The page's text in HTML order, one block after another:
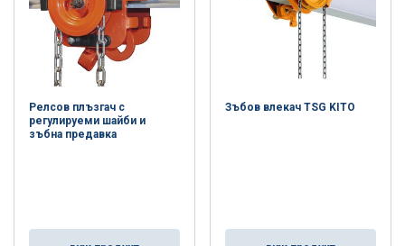
Релсов плъзгач с
регулируеми шайби и
зъбна предавка
Зъбов влекач TSG KITO